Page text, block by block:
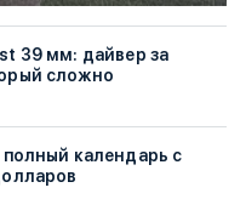
39 мм: дайвер за
сложно
полный календарь с